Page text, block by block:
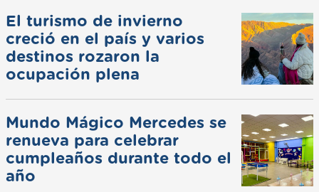
El turismo de invierno
creció en el país y varios
destinos rozaron la
ocupación plena
Mundo Mágico Mercedes se
renueva para celebrar
cumpleaños durante todo el
año